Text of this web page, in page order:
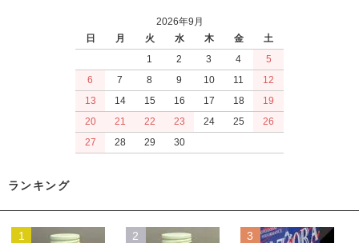
2026年9月
日
月 火 水 木 金
土
1
2 3 4
5
6
7 8 9 10 11
12
13
14 15 16 17 18
19
20
21 22 23 24 25
26
27
28 29 30
ランキング
1 2 3